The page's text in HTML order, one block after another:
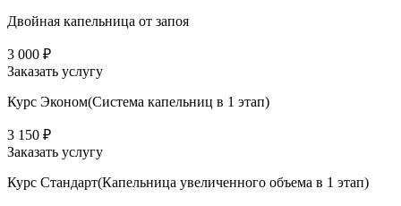
Двойная капельница от запоя
3 000 ₽
Заказать услугу
Курс Эконом(Система капельниц в 1 этап)
3 150 ₽
Заказать услугу
Курс Стандарт(Капельница увеличенного объема в 1 этап)